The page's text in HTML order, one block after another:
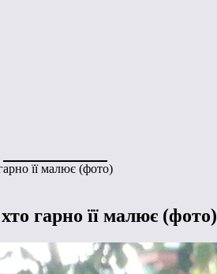
її малює (фото)
гарно її малює (фото)